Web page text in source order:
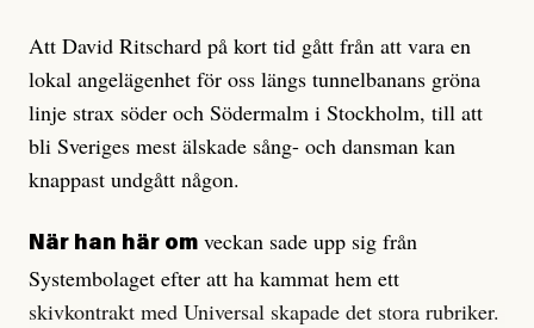
Att David Ritschard på kort tid gått från att vara en
lokal angelägenhet för oss längs tunnelbanans gröna
linje strax söder och Södermalm i Stockholm, till att
bli Sveriges mest älskade sång- och dansman kan
knappast undgått någon.
När han här om veckan sade upp sig från
Systembolaget efter att ha kammat hem ett
skivkontrakt med Universal skapade det stora rubriker.